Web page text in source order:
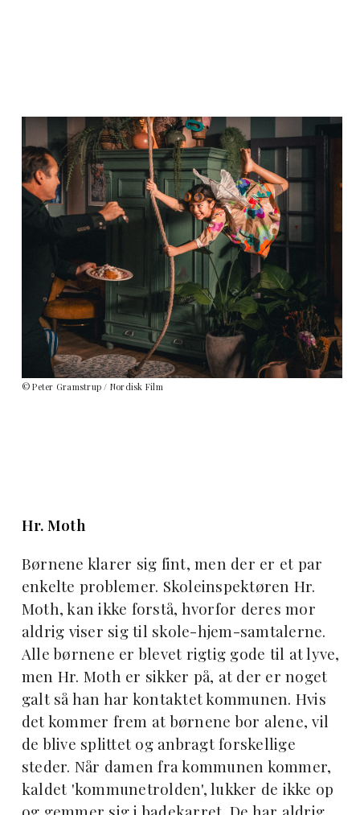
© Peter Gramstrup / Nordisk Film
Hr. Moth
Børnene klarer sig fint, men der er et par
enkelte problemer. Skoleinspektøren Hr.
Moth, kan ikke forstå, hvorfor deres mor
aldrig viser sig til skole-hjem-samtalerne.
Alle børnene er blevet rigtig gode til at lyve,
men Hr. Moth er sikker på, at der er noget
galt så han har kontaktet kommunen. Hvis
det kommer frem at børnene bor alene, vil
de blive splittet og anbragt forskellige
steder. Når damen fra kommunen kommer,
kaldet 'kommunetrolden', lukker de ikke op